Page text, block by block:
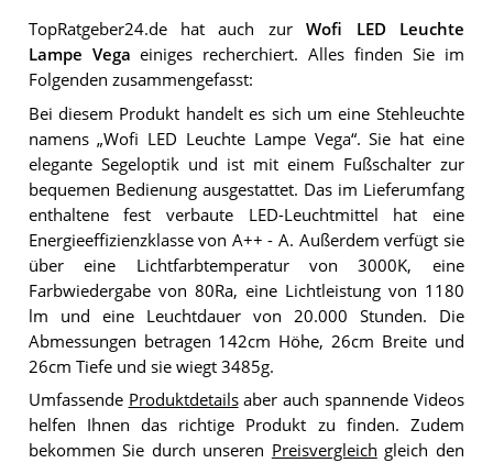
TopRatgeber24.de hat auch zurWofi LED Leuchte
Lampe Vega einiges recherchiert. Alles finden Sie im
Folgenden zusammengefasst:
Bei diesem Produkt handelt es sich um eine Stehleuchte
namens „Wofi LED Leuchte Lampe Vega“. Sie hat eine
elegante Segeloptik und ist mit einem Fußschalter zur
bequemen Bedienung ausgestattet. Das im Lieferumfang
enthaltene fest verbaute LED-Leuchtmittel hat eine
Energieeffizienzklasse von A++ - A. Außerdem verfügt sie
über eine Lichtfarbtemperatur von 3000K, eine
Farbwiedergabe von 80Ra, eine Lichtleistung von 1180
lm und eine Leuchtdauer von 20.000 Stunden. Die
Abmessungen betragen 142cm Höhe, 26cm Breite und
26cm Tiefe und sie wiegt 3485g.
Umfassende Produktdetailsaber auch spannende Videos
helfen Ihnen das richtige Produkt zu finden. Zudem
bekommen Sie durch unseren Preisvergleich gleich den